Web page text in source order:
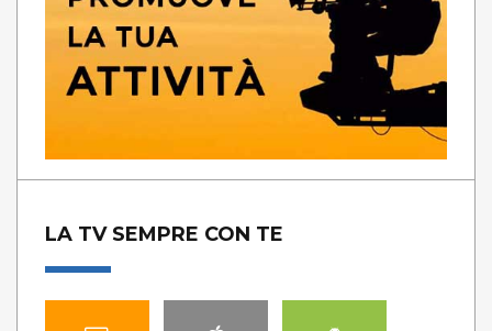
LA TV SEMPRE CON TE